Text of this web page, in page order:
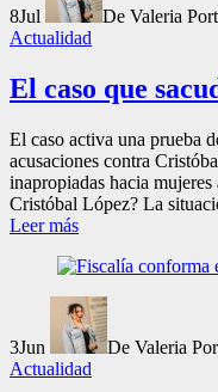
8Jul De Valeria
Actualidad
El caso que
El caso activa una prueba
acusaciones contra
inapropiadas hacia
Cristóbal López? La
Leer más
3Jun De Valeria
Actualidad